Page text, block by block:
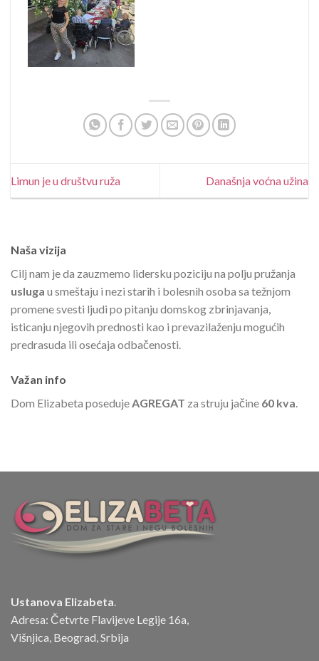
Limun je u društvu ruža Današnja voćna užina
Naša vizija
Cilj nam je da zauzmemo lidersku poziciju na polju pružanja
usluga u smeštaju i nezi starih i bolesnih osoba sa težnjom
promene svesti ljudi po pitanju domskog zbrinjavanja,
isticanju njegovih prednosti kao i prevazilaženju mogućih
predrasuda ili osećaja odbačenosti.
Važan info
Dom Elizabeta posedujeAGREGAT za struju jačine 60 kva.
Ustanova Elizabeta.
Adresa: Četvrte Flavijeve Legije 16a,
Višnjica, Beograd, Srbija